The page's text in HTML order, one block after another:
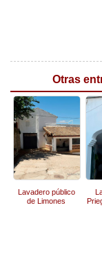
Otras
Lavadero público
de Limones